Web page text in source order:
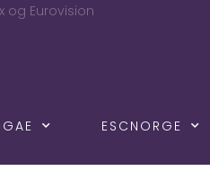
og Eurovision
ESCNORGE